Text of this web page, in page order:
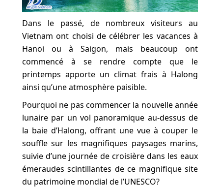
Dans le passé, de nombreux visiteurs au
Vietnam ont choisi de célébrer les vacances à
Hanoi ou à Saigon, mais beaucoup ont
commencé à se rendre compte que le
printemps apporte un climat frais à Halong
ainsi qu’une atmosphère paisible.
Pourquoi ne pas commencer la nouvelle année
lunaire par un vol panoramique au-dessus de
la baie d’Halong, offrant une vue à couper le
souffle sur les magnifiques paysages marins,
suivie d’une journée de croisière dans les eaux
émeraudes scintillantes de ce magnifique site
du patrimoine mondial de l’UNESCO?